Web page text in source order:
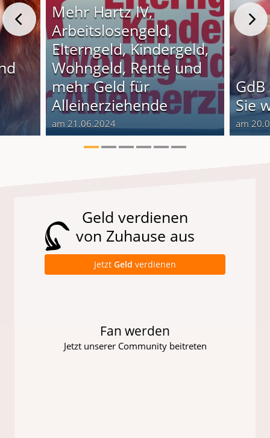
Mehr Hartz IV,
Arbeitslosengeld,
Elterngeld, Kindergeld,
Wohngeld, Rente und
mehr Geld für
Alleinerziehende
am 21.06.2024
Sie
am
Geld verdienen
von Zuhause aus
Jetzt Geld verdienen
Fan werden
Jetzt unserer Community beitreten